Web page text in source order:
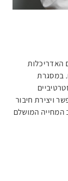
האדריכלות
במסגרת
ויצירת חיבור
המחייה המושלם